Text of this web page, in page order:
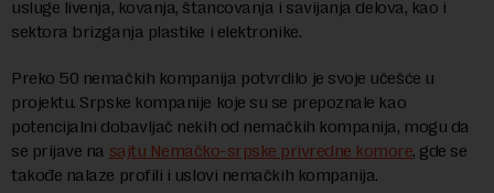
usluge livenja, kovanja, štancovanja i savijanja delova, kao i
sektora brizganja plastike i elektronike.
Preko 50 nemačkih kompanija potvrdilo je svoje učešće u
projektu. Srpske kompanije koje su se prepoznale kao
potencijalni dobavljač nekih od nemačkih kompanija, mogu da
se prijave na sajtu Nemačko-srpske privredne komore, gde se
takođe nalaze profili i uslovi nemačkih kompanija.